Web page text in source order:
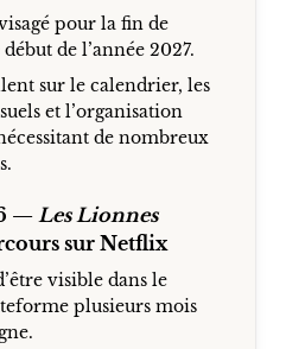
pour la fin de
de l’année 2027.
sur le calendrier, les
et l’organisation
de nombreux
— Les Lionnes
sur Netflix
visible dans le
plusieurs mois